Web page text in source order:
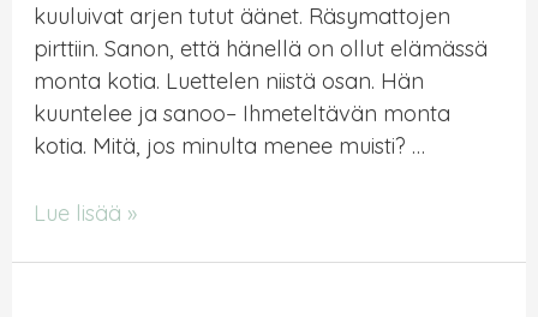
kuuluivat arjen tutut äänet. Räsymattojen
pirttiin. Sanon, että hänellä on ollut elämässä
monta kotia. Luettelen niistä osan. Hän
kuuntelee ja sanoo– Ihmeteltävän monta
kotia. Mitä, jos minulta menee muisti? …
Ovat
Lue lisää »